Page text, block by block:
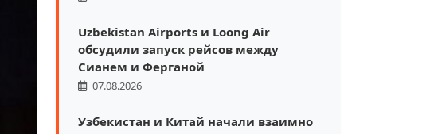
Uzbekistan Airports и Loong Air
обсудили запуск рейсов между
Сианем и Ферганой
07.08.2026
Узбекистан и Китай начали взаимно